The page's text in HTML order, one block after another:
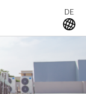
DE
A